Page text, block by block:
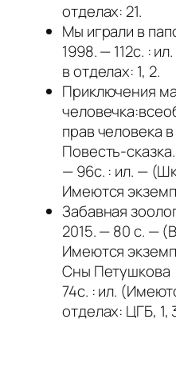
отделах: 21.
Мы играли в
1998. — 112с. :
в отделах: 1, 2.
Приключения
прав человека
Повесть-
— 96с. : ил. —
Имеются
Забавная
2015. — 80 с. —
Имеются
Сны Петушкова
74с. : ил.
отделах: ЦГБ, 1,